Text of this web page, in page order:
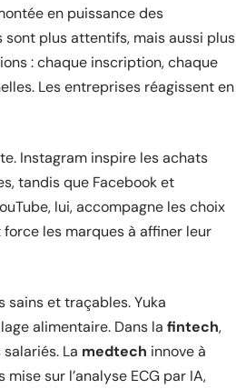
en puissance des
sont plus attentifs, mais aussi plus
: chaque inscription, chaque
Les entreprises réagissent en
Instagram inspire les achats
tandis que Facebook et
lui, accompagne les choix
les marques à affiner leur
sains et traçables. Yuka
alimentaire. Dans la fintech,
La medtech innove à
sur l’analyse ECG par IA,